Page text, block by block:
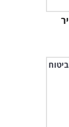
בשיר